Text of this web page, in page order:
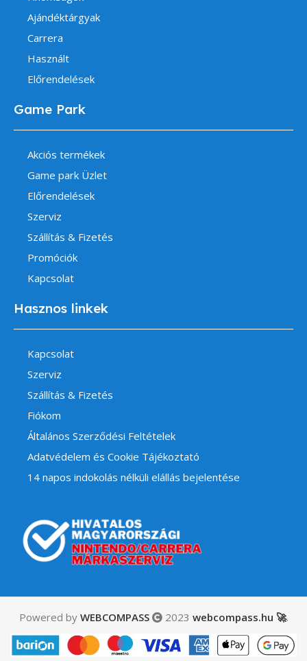
Ajándéktárgyak
Carrera
Használt
Előrendelések
Game Park
Akciós termékek
Game park Üzlet
Előrendelések
Szerviz
Szállítás & Fizetés
Promóciók
Kapcsolat
Hasznos linkek
Kapcsolat
Szerviz
Szállítás & Fizetés
Fiókom
Általános Szerződési Feltételek
Adatvédelem és Cookie Tájékoztató
14 napos indokolás nélküli elállás bejelentése
Powered by WEBCOMPASS 2023 webcompass.hu 🚀.